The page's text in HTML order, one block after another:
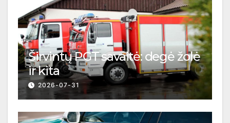
Širvintų PGT savaitė: degė žolė
ir kita
2026-07-31